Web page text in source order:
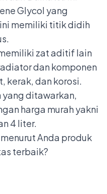
Glycol yang
memiliki titik didih
zat aditif lain
dan komponen
kerak, dan korosi.
yang ditawarkan,
harga murah yakni
4 liter.
Anda produk
terbaik?